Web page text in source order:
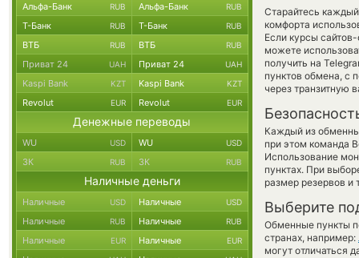
Старайтесь
комфорта
Если курсы
можете
получить на
пунктов обмена,
через транзитную
Каждый из
при этом команда
Использование
пунктах. При
размер резервов и
Выберите
Обменные пункты
странах, например:
могут отличаться
Альфа-Банк RUB Альфа-Банк RUB
Т-Банк RUB Т-Банк RUB
ВТБ RUB ВТБ RUB
Приват 24 UAH Приват 24 UAH
Kaspi Bank KZT Kaspi Bank KZT
Revolut EUR Revolut EUR
Денежные переводы
WU USD WU USD
ЗК RUB ЗК RUB
Наличные деньги
Наличные USD Наличные USD
Наличные RUB Наличные RUB
Наличные EUR Наличные EUR